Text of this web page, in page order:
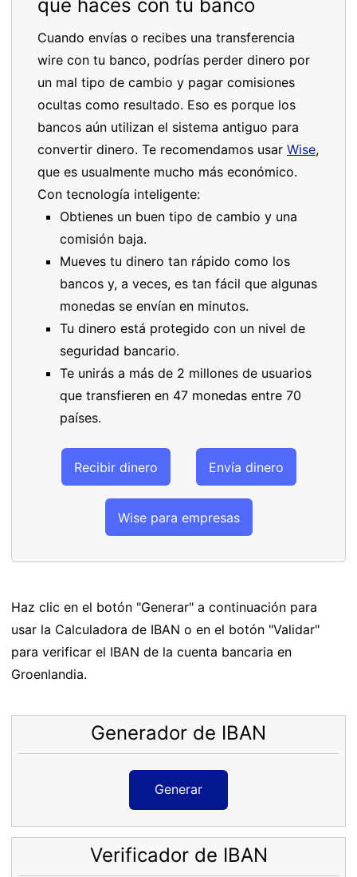
que haces con tu banco
Cuando envías o recibes una transferencia
wire con tu banco, podrías perder dinero por
un mal tipo de cambio y pagar comisiones
ocultas como resultado. Eso es porque los
bancos aún utilizan el sistema antiguo para
convertir dinero. Te recomendamos usar Wise,
que es usualmente mucho más económico.
Con tecnología inteligente:
Obtienes un buen tipo de cambio y una
comisión baja.
Mueves tu dinero tan rápido como los
bancos y, a veces, es tan fácil que algunas
monedas se envían en minutos.
Tu dinero está protegido con un nivel de
seguridad bancario.
Te unirás a más de 2 millones de usuarios
que transfieren en 47 monedas entre 70
países.
Recibir dinero Envía dinero
Wise para empresas
Haz clic en el botón "Generar" a continuación para
usar la Calculadora de IBAN o en el botón "Validar"
para verificar el IBAN de la cuenta bancaria en
Groenlandia.
Generador de IBAN
Generar
Verificador de IBAN